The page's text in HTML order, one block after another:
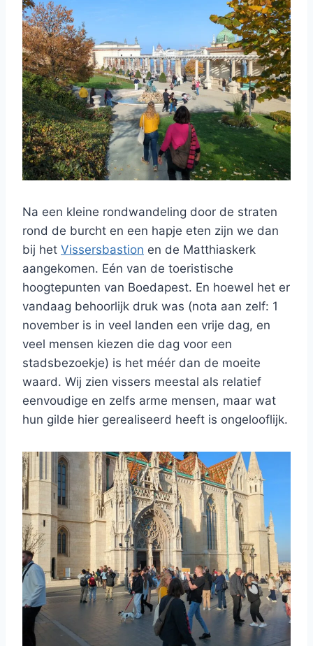
Na een kleine rondwandeling door de straten
rond de burcht en een hapje eten zijn we dan
bij het Vissersbastion en de Matthiaskerk
aangekomen. Eén van de toeristische
hoogtepunten van Boedapest. En hoewel het er
vandaag behoorlijk druk was (nota aan zelf: 1
november is in veel landen een vrije dag, en
veel mensen kiezen die dag voor een
stadsbezoekje) is het méér dan de moeite
waard. Wij zien vissers meestal als relatief
eenvoudige en zelfs arme mensen, maar wat
hun gilde hier gerealiseerd heeft is ongelooflijk.